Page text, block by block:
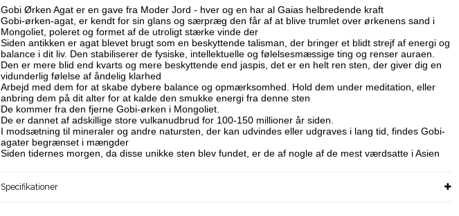
Gobi Ørken Agat er en gave fra Moder Jord - hver og en har al Gaias helbredende kraft
Gobi-ørken-agat, er kendt for sin glans og særpræg den får af at blive trumlet over ørkenens sand i
Mongoliet, poleret og formet af de utroligt stærke vinde der
Siden antikken er agat blevet brugt som en beskyttende talisman, der bringer et blidt strejf af energi og
balance i dit liv. Den stabiliserer de fysiske, intellektuelle og følelsesmæssige ting og renser auraen.
Den er mere blid end kvarts og mere beskyttende end jaspis, det er en helt ren sten, der giver dig en
vidunderlig følelse af åndelig klarhed
Arbejd med dem for at skabe dybere balance og opmærksomhed. Hold dem under meditation, eller
anbring dem på dit alter for at kalde den smukke energi fra denne sten
De kommer fra den fjerne Gobi-ørken i Mongoliet.
De er dannet af adskillige store vulkanudbrud for 100-150 millioner år siden.
I modsætning til mineraler og andre natursten, der kan udvindes eller udgraves i lang tid, findes Gobi-
agater begrænset i mængder
Siden tidernes morgen, da disse unikke sten blev fundet, er de af nogle af de mest værdsatte i Asien
Specifikationer